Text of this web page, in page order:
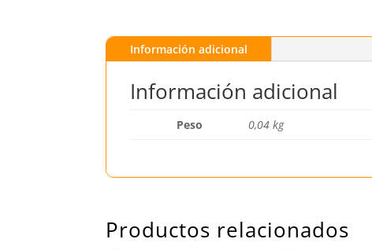
Información adicional
Información adicional
Peso 0,04 kg
Productos relacionados